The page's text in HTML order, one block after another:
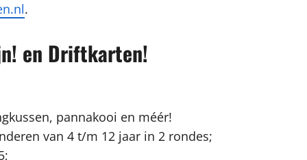
.
en Driftkarten!
pannakooi en méér!
van 4 t/m 12 jaar in 2 rondes;